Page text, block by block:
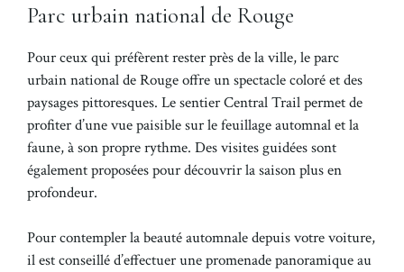
Parc urbain national de Rouge
Pour ceux qui préfèrent rester près de la ville, le parc
urbain national de Rouge offre un spectacle coloré et des
paysages pittoresques. Le sentier Central Trail permet de
profiter d’une vue paisible sur le feuillage automnal et la
faune, à son propre rythme. Des visites guidées sont
également proposées pour découvrir la saison plus en
profondeur.
Pour contempler la beauté automnale depuis votre voiture,
il est conseillé d’effectuer une promenade panoramique au